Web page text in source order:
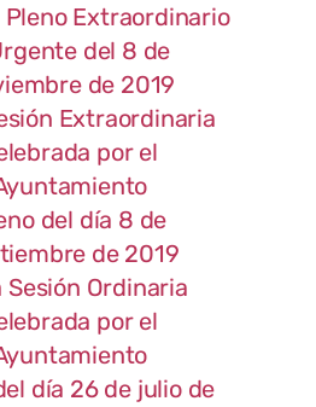
Extraordinario
del 8 de
de 2019
Extraordinaria
por el
del día 8 de
de 2019
Sesión Ordinaria
por el
día 26 de julio de